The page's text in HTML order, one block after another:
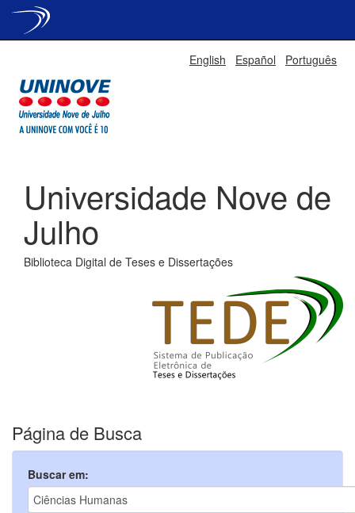
English Español Português
Universidade Nove de
Julho
Biblioteca Digital de Teses e Dissertações
Página de Busca
Buscar em: